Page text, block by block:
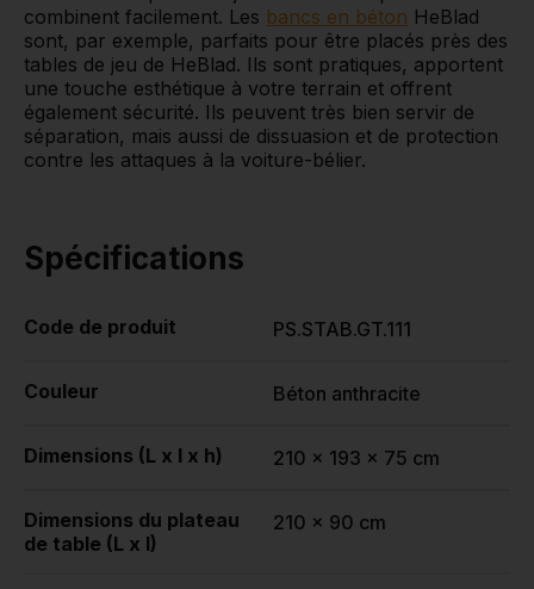
combinent facilement. Les bancs en béton HeBlad
sont, par exemple, parfaits pour être placés près des
tables de jeu de HeBlad. Ils sont pratiques, apportent
une touche esthétique à votre terrain et offrent
également sécurité. Ils peuvent très bien servir de
séparation, mais aussi de dissuasion et de protection
contre les attaques à la voiture-bélier.
Spécifications
Code de produit PS.STAB.GT.111
Couleur Béton anthracite
Dimensions (L x l x h) 210 x 193 x 75 cm
Dimensions du plateau
de table (L x l)
210 x 90 cm